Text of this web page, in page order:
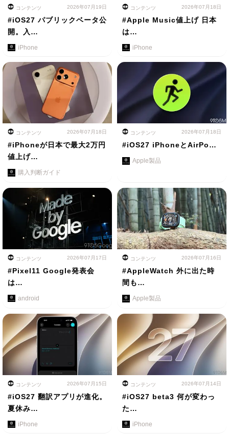
コンテンツ 2026年07月19日
#iOS27 パブリックベータ公
開。入…
iPhone
コンテンツ 2026年07月18日
#Apple Music値上げ 日本
は…
iPhone
コンテンツ 2026年07月18日
#iPhoneが日本で最大2万円
値上げ…
購入判断ガイド
コンテンツ 2026年07月18日
#iOS27 iPhoneとAirPo…
Apple製品
コンテンツ 2026年07月17日
#Pixel11 Google発表会
は…
android
コンテンツ 2026年07月16日
#AppleWatch 外に出た時
間も…
Apple製品
コンテンツ 2026年07月15日
#iOS27 翻訳アプリが進化。
夏休み…
iPhone
コンテンツ 2026年07月14日
#iOS27 beta3 何が変わっ
た…
iPhone